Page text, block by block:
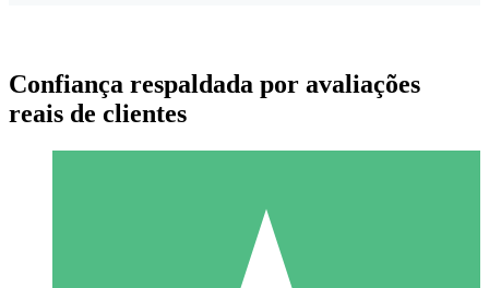
Pacotes de Créditos Individuais
Confiança respaldada por avaliações
reais de clientes